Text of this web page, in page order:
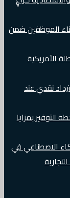
الموظفين ضمن
الأمريكية
سيحصلون على 5% استرداد نقدي عند
التوفير بمزايا
الاصطناعي في